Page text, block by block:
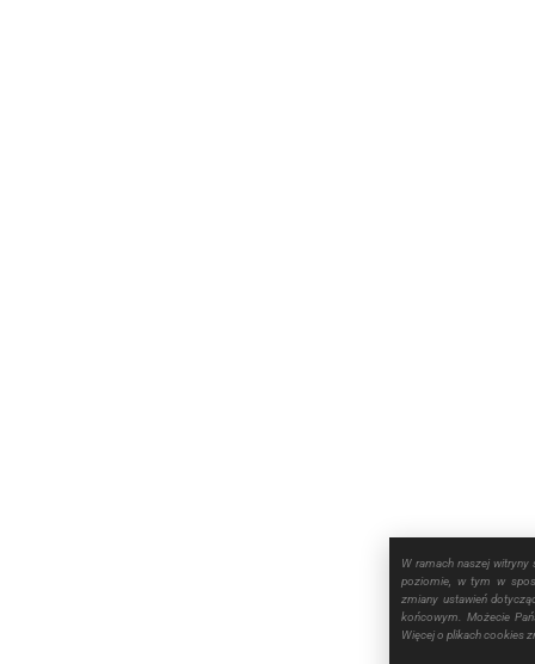
W ramach naszej witryny
poziomie, w tym w
zmiany ustawień
końcowym. Możecie
Więcej o plikach cookies